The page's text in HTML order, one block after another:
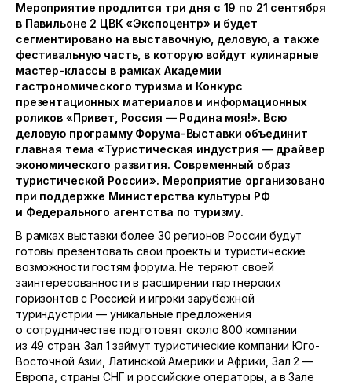
Мероприятие продлится три дня с 19 по 21 сентября
в Павильоне 2 ЦВК «Экспоцентр» и будет
сегментировано на выставочную, деловую, а также
фестивальную часть, в которую войдут кулинарные
мастер-классы в рамках Академии
гастрономического туризма и Конкурс
презентационных материалов и информационных
роликов «Привет, Россия — Родина моя!». Всю
деловую программу Форума-Выставки объединит
главная тема «Туристическая индустрия — драйвер
экономического развития. Современный образ
туристической России». Мероприятие организовано
при поддержке Министерства культуры РФ
и Федерального агентства по туризму.
В рамках выставки более 30 регионов России будут
готовы презентовать свои проекты и туристические
возможности гостям форума. Не теряют своей
заинтересованности в расширении партнерских
горизонтов с Россией и игроки зарубежной
туриндустрии — уникальные предложения
о сотрудничестве подготовят около 800 компании
из 49 стран. Зал 1 займут туристические компании Юго-
Восточной Азии, Латинской Америки и Африки, Зал 2 —
Европа, страны СНГ и российские операторы, а в Зале